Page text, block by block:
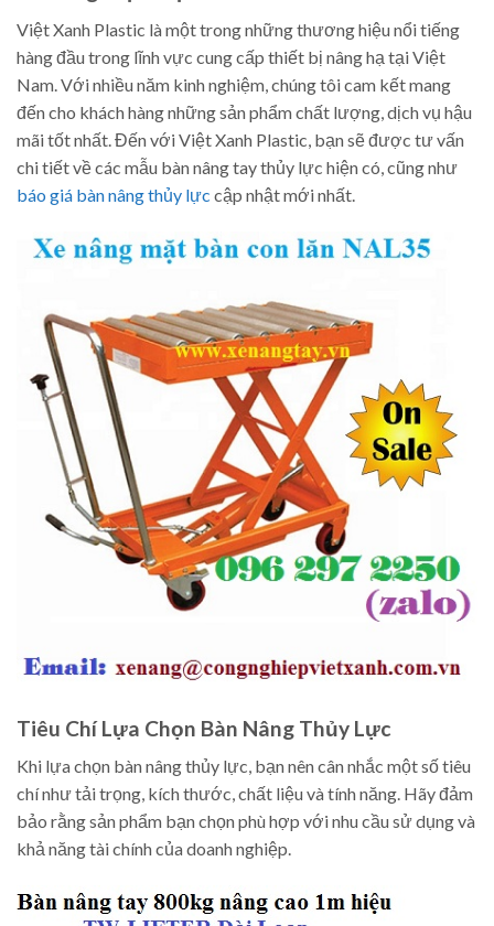
Việt Xanh Plastic là một trong những thương hiệu nổi tiếng
hàng đầu trong lĩnh vực cung cấp thiết bị nâng hạ tại Việt
Nam. Với nhiều năm kinh nghiệm, chúng tôi cam kết mang
đến cho khách hàng những sản phẩm chất lượng, dịch vụ hậu
mãi tốt nhất. Đến với Việt Xanh Plastic, bạn sẽ được tư vấn
chi tiết về các mẫu bàn nâng tay thủy lực hiện có, cũng như
báo giá bàn nâng thủy lực cập nhật mới nhất.
Tiêu Chí Lựa Chọn Bàn Nâng Thủy Lực
Khi lựa chọn bàn nâng thủy lực, bạn nên cân nhắc một số tiêu
chí như tải trọng, kích thước, chất liệu và tính năng. Hãy đảm
bảo rằng sản phẩm bạn chọn phù hợp với nhu cầu sử dụng và
khả năng tài chính của doanh nghiệp.